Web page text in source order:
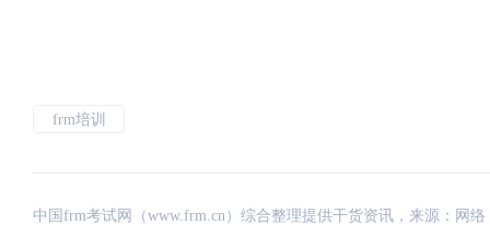
frm培训
中国frm考试网（www.frm.cn）综合整理提供干货资讯，来源：网